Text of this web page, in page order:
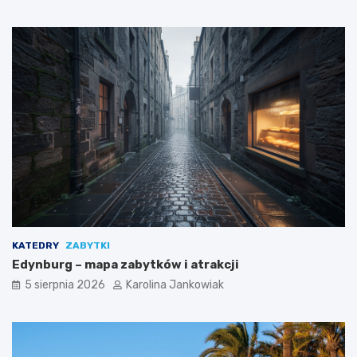
a
ż
d
ą
k
a
j
KATEDRY ZABYTKI
Edynburg – mapa zabytków i atrakcji
5 sierpnia 2026 Karolina Jankowiak